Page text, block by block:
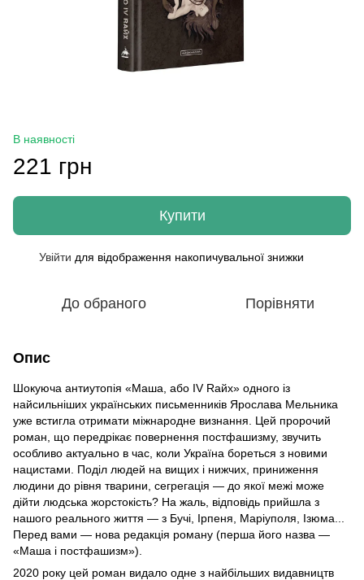
В наявності
221 грн
Купити
Увійти для відображення накопичувальної знижки
До обраного Порівняти
Опис
Шокуюча антиутопія «Маша, або IV Rайх» одного із
найсильніших українських письменників Ярослава Мельника
уже встигла отримати міжнародне визнання. Цей пророчий
роман, що перед­рікає повернення постфашизму, звучить
особливо актуально в час, коли Україна бореться з новими
нацистами. Поділ людей на вищих і нижчих, приниження
людини до рівня тварини, сегрегація — до якої межі може
дійти людська жорстокість? На жаль, відповідь прийшла з
нашого реального життя — з Бучі, Ірпеня, Маріуполя, Ізюма...
Перед вами — нова редакція роману (перша його назва —
«Маша і постфашизм»).
2020 року цей роман видало одне з найбільших видавництв